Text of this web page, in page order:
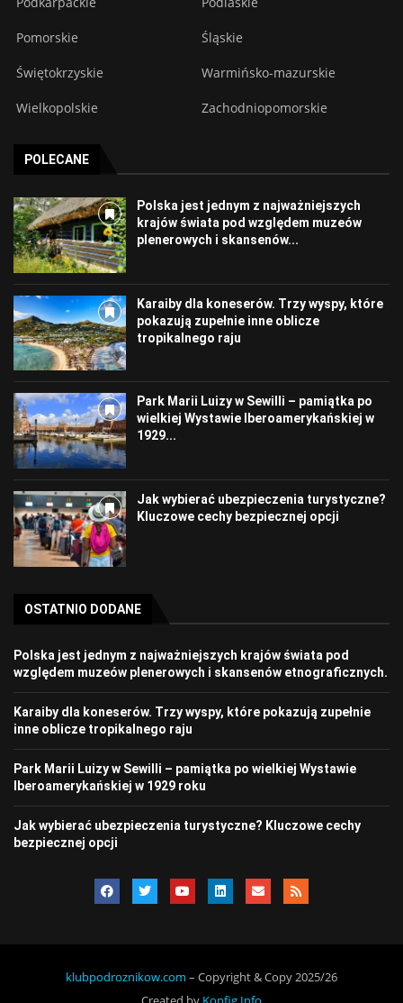
Pomorskie Śląskie
Świętokrzyskie Warmińsko-mazurskie
Wielkopolskie Zachodniopomorskie
POLECANE
Polska jest jednym z najważniejszych
krajów świata pod względem muzeów
plenerowych i skansenów...
Karaiby dla koneserów. Trzy wyspy, które
pokazują zupełnie inne oblicze
tropikalnego raju
Park Marii Luizy w Sewilli – pamiątka po
wielkiej Wystawie Iberoamerykańskiej w
1929...
Jak wybierać ubezpieczenia turystyczne?
Kluczowe cechy bezpiecznej opcji
OSTATNIO DODANE
Polska jest jednym z najważniejszych krajów świata pod
względem muzeów plenerowych i skansenów etnograficznych.
Karaiby dla koneserów. Trzy wyspy, które pokazują zupełnie
inne oblicze tropikalnego raju
Park Marii Luizy w Sewilli – pamiątka po wielkiej Wystawie
Iberoamerykańskiej w 1929 roku
Jak wybierać ubezpieczenia turystyczne? Kluczowe cechy
bezpiecznej opcji
klubpodroznikow.com – Copyright & Copy 2025/26